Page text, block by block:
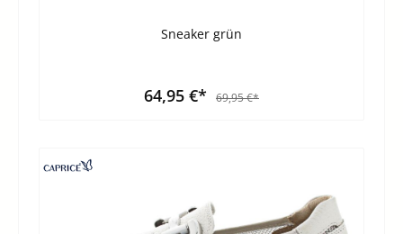
Sneaker grün
64,95 €* 69,95 €*